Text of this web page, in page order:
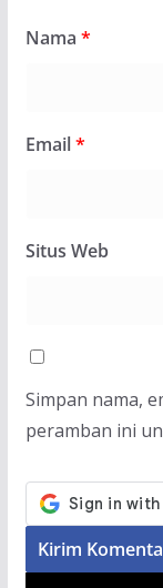
Nama *
Email*
Situs Web
Simpan nama,
peramban ini